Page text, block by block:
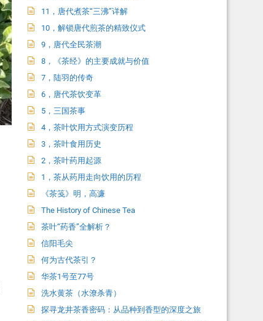
11，唐代煮茶“三沸”详解
10，解锁唐代煎茶的精致仪式
9，唐代全民茶潮
8，《茶经》的主要成就与价值
7，陆羽的传奇
6，唐代茶饮变革
5，三国茶事
4，茶叶饮用方式演变历程
3，茶叶食用历史
2，茶叶药用起源
1，茶从药用走向饮用的历程
《茶笺》明，高濂
The History of Chinese Tea
茶叶“药香”全解析？
信阳毛尖
何为古代茶引？
华茶1号至77号
洗水黄茶（水潦杀青）
探寻龙井茶香密码：从品种到香型的深度之旅